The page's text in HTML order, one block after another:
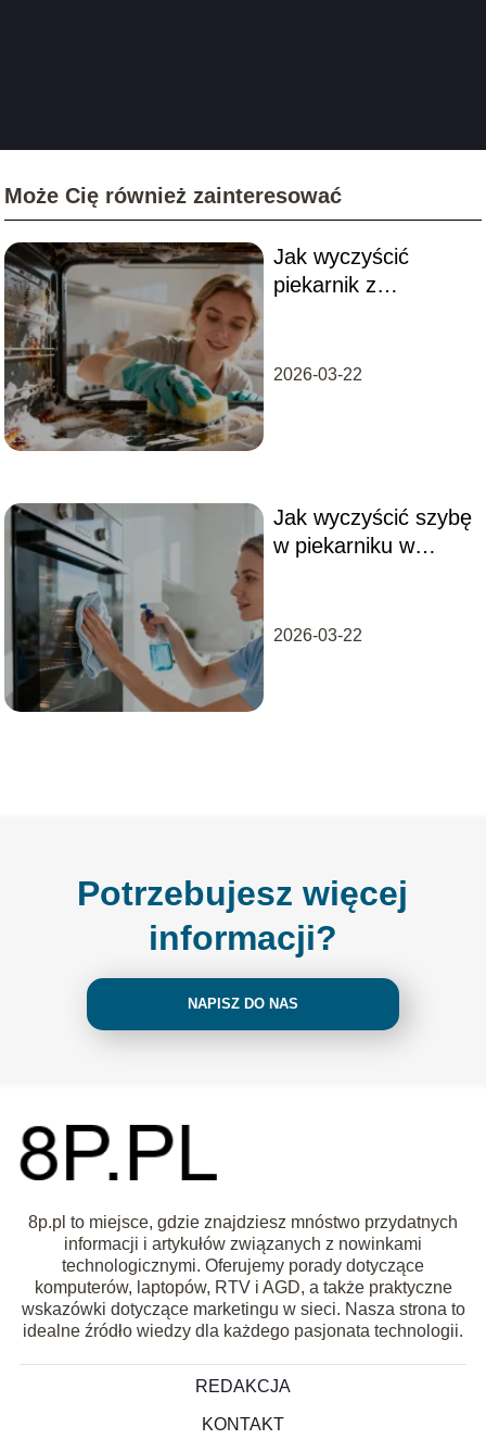
Może Cię również zainteresować
Jak wyczyścić
piekarnik z
sposoby
2026-03-22
Jak wyczyścić szybę
w piekarniku w
sposoby
2026-03-22
Potrzebujesz więcej
informacji?
NAPISZ DO NAS
8p.pl to miejsce, gdzie znajdziesz mnóstwo przydatnych
informacji i artykułów związanych z nowinkami
technologicznymi. Oferujemy porady dotyczące
komputerów, laptopów, RTV i AGD, a także praktyczne
wskazówki dotyczące marketingu w sieci. Nasza strona to
idealne źródło wiedzy dla każdego pasjonata technologii.
REDAKCJA
KONTAKT